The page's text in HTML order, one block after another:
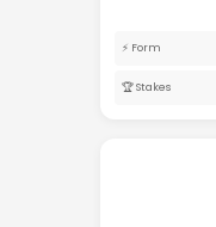
⚡ Form
🏆 Stakes